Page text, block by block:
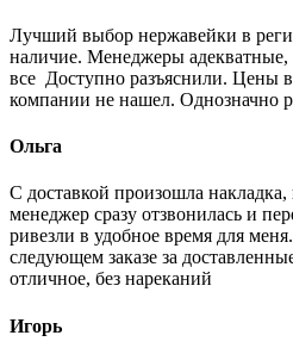
Лучший выбор нержавейки в
наличие. Менеджеры
все Доступно разъяснили. Цены
компании не нашел. Однозначно
Ольга
С доставкой произошла накладка,
менеджер сразу отзвонилась и
ривезли в удобное время для
следующем заказе за
отличное, без нареканий
Игорь